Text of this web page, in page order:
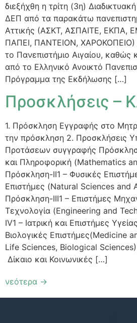
διεξήχθη η τρίτη (3η)
ΔΕΠ από τα παρακάτω
Αττικής (ΑΣΚΤ, ΑΣΠΑΙΤΕ, ΕΚΠΑ,
ΠΑΠΕΙ, ΠΑΝΤΕΙΟΝ, ΧΑΡΟΚΟΠΕΙΟ)
το Πανεπιστήμιο Αιγαίου, καθώς
από το Ελληνικό Ανοικτό
Πρόγραμμα της Εκδήλωσης […]
Προσκλήσεις –
1. Πρόσκληση Εγγραφής στο
την πρόσκληση 2. Προσκλήσεις
Προτάσεων συγγραφής
και Πληροφορική (Mathematics
Πρόσκληση-ΙI1 – Φυσικές
Επιστήμες (Natural Sciences and
Πρόσκληση-ΙII1 – Επιστήμες
Τεχνολογία (Engineering and
ΙV1 – Ιατρική και Επιστήμες
Βιολογικές Επιστήμες(Medicine
Life Sciences, Biological
Δίκαιο και Κοινωνικές […]
νεότερα →